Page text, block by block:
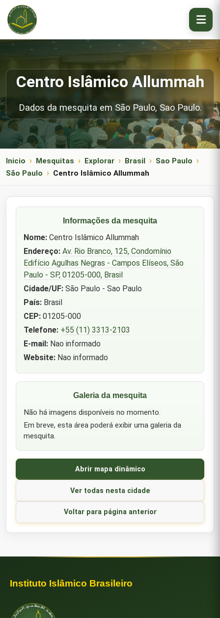
Centro Islâmico Allummah
Dados da mesquita em São Paulo, Sao Paulo.
Inicio Mesquitas Explorar Brasil
Sao Paulo
São Paulo
Centro Islâmico Allummah
Informações da mesquita
Nome:Centro Islâmico Allummah
Endereço: Av. Rio Branco, 125, Condomínio
Edifício Agulhas Negras - Campos Elíseos, São
Paulo - SP, 01205-000, Brasil
Cidade/UF:São Paulo - Sao Paulo
País:Brasil
CEP:01205-000
Telefone: +55 (11) 3313-2103
E-mail:Nao informado
Website:Nao informado
Galeria da mesquita
Não há imagens disponíveis no momento.
Em breve, esta área poderá exibir uma galeria da
mesquita.
Abrir mapa dinâmico
Ver todas nesta cidade
Voltar para página anterior
Instituto Islâmico Brasileiro